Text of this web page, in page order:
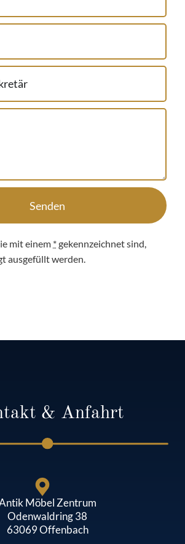
Senden
mit einem *gekennzeichnet sind,
ausgefüllt werden.
& Anfahrt
Möbel Zentrum
Odenwaldring 38
63069 Offenbach